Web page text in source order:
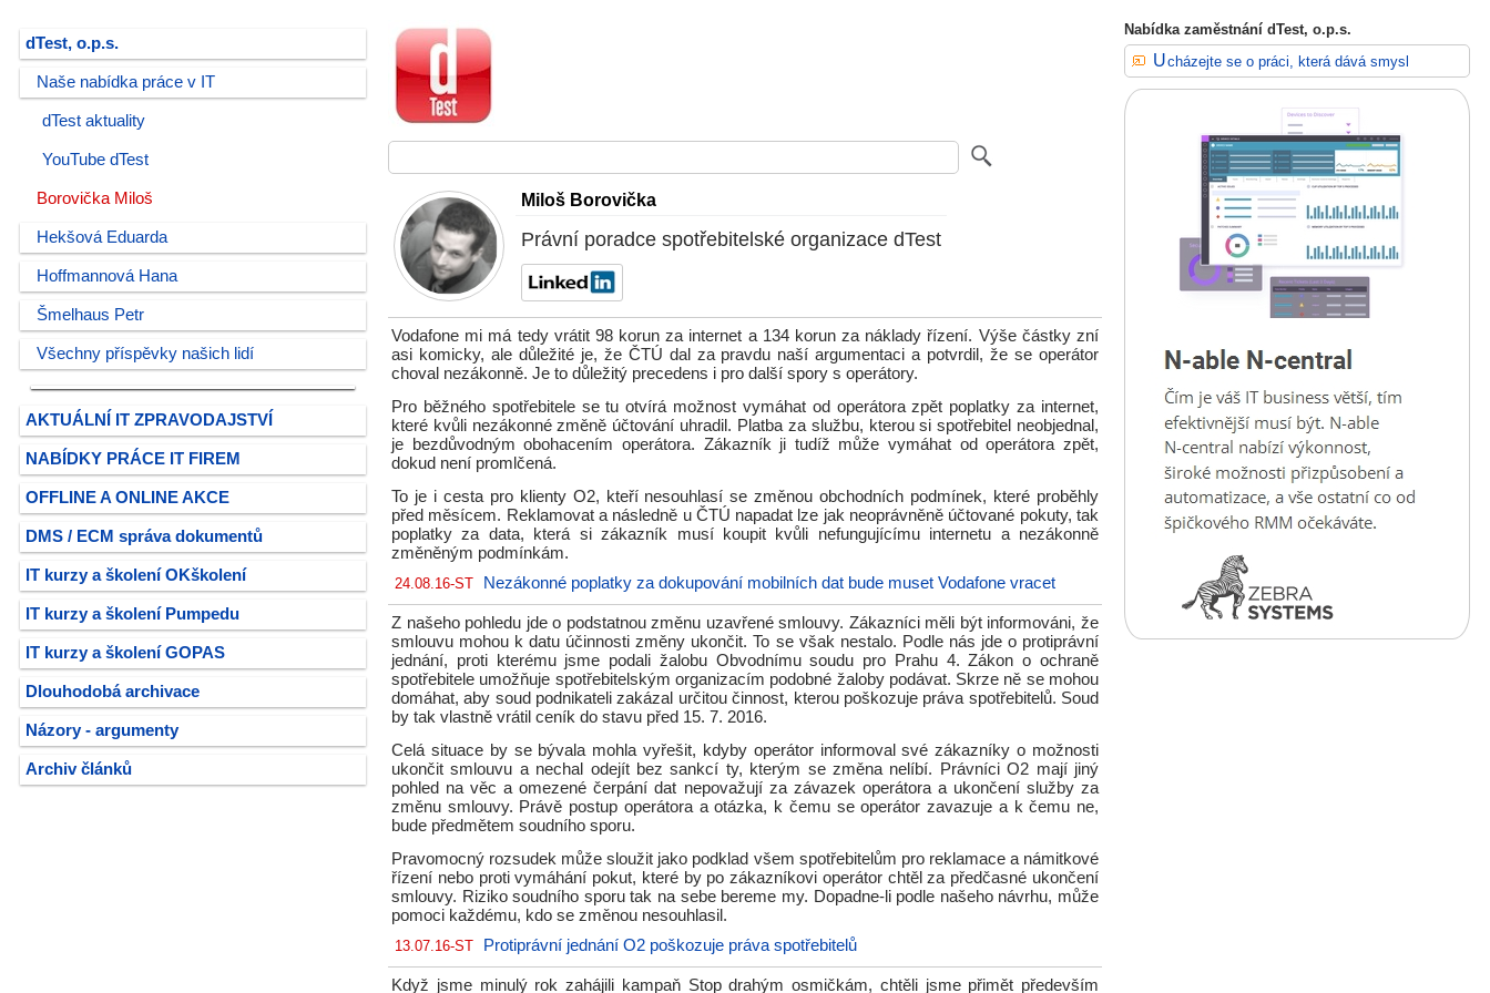
dTest, o.p.s.
Naše nabídka práce v IT
dTest aktuality
YouTube dTest
Borovička Miloš
Hekšová Eduarda
Hoffmannová Hana
Šmelhaus Petr
Všechny příspěvky našich lidí
AKTUÁLNÍ IT ZPRAVODAJSTVÍ
NABÍDKY PRÁCE IT FIREM
OFFLINE A ONLINE AKCE
DMS / ECM správa dokumentů
IT kurzy a školení OKškolení
IT kurzy a školení Pumpedu
IT kurzy a školení GOPAS
Dlouhodobá archivace
Názory - argumenty
Archiv článků
Miloš Borovička
Právní poradce spotřebitelské organizace dTest
Vodafone mi má tedy vrátit 98 korun za internet a 134 korun za náklady řízení. Výše částky zní
asi komicky, ale důležité je, že ČTÚ dal za pravdu naší argumentaci a potvrdil, že se operátor
choval nezákonně. Je to důležitý precedens i pro další spory s operátory.
Pro běžného spotřebitele se tu otvírá možnost vymáhat od operátora zpět poplatky za internet,
které kvůli nezákonné změně účtování uhradil. Platba za službu, kterou si spotřebitel neobjednal,
je bezdůvodným obohacením operátora. Zákazník ji tudíž může vymáhat od operátora zpět,
dokud není promlčená.
To je i cesta pro klienty O2, kteří nesouhlasí se změnou obchodních podmínek, které proběhly
před měsícem. Reklamovat a následně u ČTÚ napadat lze jak neoprávněně účtované pokuty, tak
poplatky za data, která si zákazník musí koupit kvůli nefungujícímu internetu a nezákonně
změněným podmínkám.
24.08.16-ST Nezákonné poplatky za dokupování mobilních dat bude muset Vodafone vracet
Z našeho pohledu jde o podstatnou změnu uzavřené smlouvy. Zákazníci měli být informováni, že
smlouvu mohou k datu účinnosti změny ukončit. To se však nestalo. Podle nás jde o protiprávní
jednání, proti kterému jsme podali žalobu Obvodnímu soudu pro Prahu 4. Zákon o ochraně
spotřebitele umožňuje spotřebitelským organizacím podobné žaloby podávat. Skrze ně se mohou
domáhat, aby soud podnikateli zakázal určitou činnost, kterou poškozuje práva spotřebitelů. Soud
by tak vlastně vrátil ceník do stavu před 15. 7. 2016.
Celá situace by se bývala mohla vyřešit, kdyby operátor informoval své zákazníky o možnosti
ukončit smlouvu a nechal odejít bez sankcí ty, kterým se změna nelíbí. Právníci O2 mají jiný
pohled na věc a omezené čerpání dat nepovažují za závazek operátora a ukončení služby za
změnu smlouvy. Právě postup operátora a otázka, k čemu se operátor zavazuje a k čemu ne,
bude předmětem soudního sporu.
Pravomocný rozsudek může sloužit jako podklad všem spotřebitelům pro reklamace a námitkové
řízení nebo proti vymáhání pokut, které by po zákazníkovi operátor chtěl za předčasné ukončení
smlouvy. Riziko soudního sporu tak na sebe bereme my. Dopadne-li podle našeho návrhu, může
pomoci každému, kdo se změnou nesouhlasil.
13.07.16-ST Protiprávní jednání O2 poškozuje práva spotřebitelů
Když jsme minulý rok zahájili kampaň Stop drahým osmičkám, chtěli jsme přimět především
Nabídka zaměstnání dTest, o.p.s.
Ucházejte se o práci, která dává smysl